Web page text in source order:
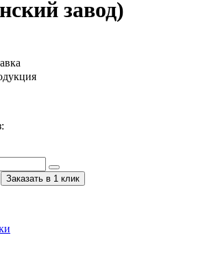
завод)
Заказать в 1 клик